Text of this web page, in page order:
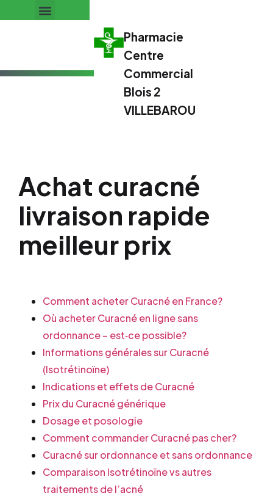
Pharmacie
Centre
Commercial
Blois 2
VILLEBAROU
Achat curacné
livraison rapide
meilleur prix
Comment acheter Curacné en France?
Où acheter Curacné en ligne sans
ordonnance – est‐ce possible?
Informations générales sur Curacné
(Isotrétinoïne)
Indications et effets de Curacné
Prix du Curacné générique
Dosage et posologie
Comment commander Curacné pas cher?
Curacné sur ordonnance et sans ordonnance
Comparaison Isotrétinoïne vs autres
traitements de l’acné